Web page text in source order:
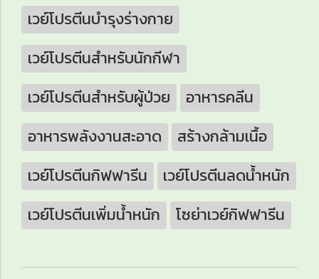
เวย์โปรตีนบำรุงร่างกาย
เวย์โปรตีนสำหรับนักกีฬา
เวย์โปรตีนสำหรับผู้ป่วย
อาหารคลีน
อาหารพลังงานสะอาด
สร้างกล้ามเนื้อ
เวย์โปรตีนกิฟฟารีน
เวย์โปรตีนลดน้ำหนัก
เวย์โปรตีนเพิ่มน้ำหนัก
โซย่าเวย์กิฟฟารีน